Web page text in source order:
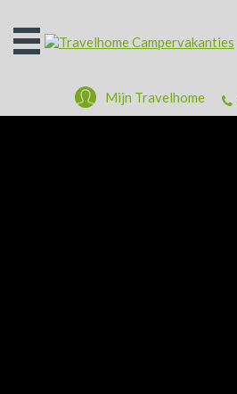
Open
het
Mijn Travelhome